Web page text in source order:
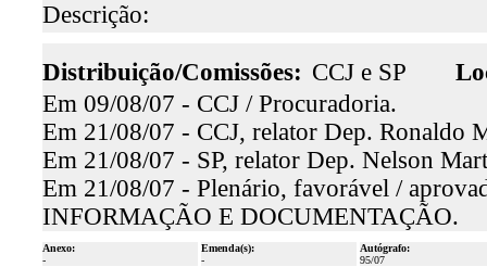
Descrição:
Distribuição/Comissões: CCJ e SP
Em 09/08/07 - CCJ / Procuradoria.
Em 21/08/07 - CCJ, relator Dep. Ronaldo
Em 21/08/07 - SP, relator Dep. Nelson
Em 21/08/07 - Plenário, favorável /
INFORMAÇÃO E DOCUMENTAÇÃO.
Anexo:
-
Emenda(s):
-
Autógrafo:
95/07